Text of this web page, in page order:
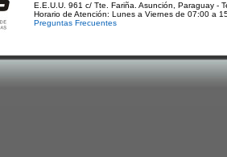
E.E.U.U. 961 c/ Tte. Fariña. Asunción, Paraguay -
Horario de Atención: Lunes a Viernes de 07:00 a
Preguntas Frecuentes